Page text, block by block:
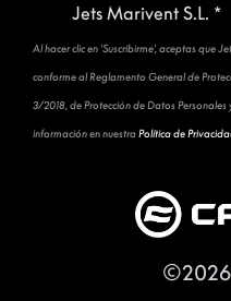
Jets Marivent S.L. *
Al hacer clic en 'Suscribirme', aceptas que
conforme al Reglamento General de
3/2018, de Protección de Datos
información en nuestraPolítica de
©2026